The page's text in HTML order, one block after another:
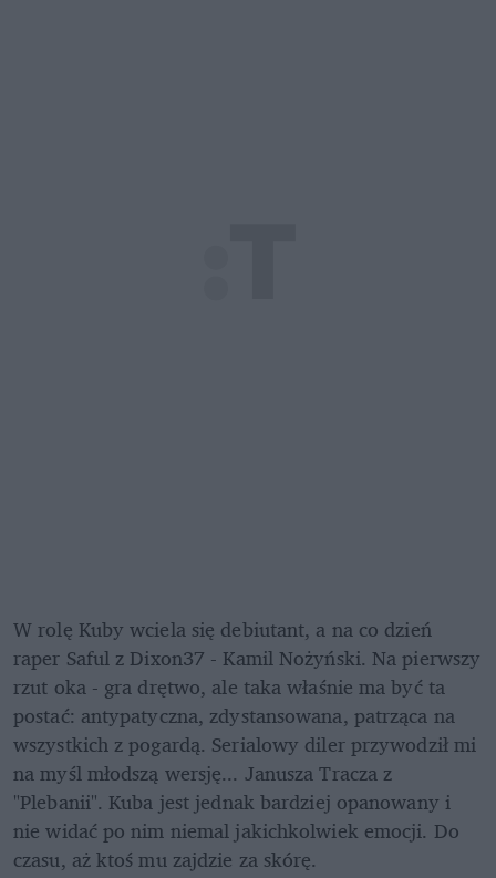
W rolę Kuby wciela się debiutant, a na co dzień
raper Saful z Dixon37 - Kamil Nożyński. Na pierwszy
rzut oka - gra drętwo, ale taka właśnie ma być ta
postać: antypatyczna, zdystansowana, patrząca na
wszystkich z pogardą. Serialowy diler przywodził mi
na myśl młodszą wersję... Janusza Tracza z
"Plebanii". Kuba jest jednak bardziej opanowany i
nie widać po nim niemal jakichkolwiek emocji. Do
czasu, aż ktoś mu zajdzie za skórę.